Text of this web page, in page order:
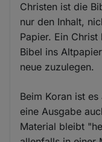
Christen ist die
nur den Inhalt,
Papier. Ein
Bibel ins
neue zuzulegen.
Beim Koran ist
eine Ausgabe
Material bleibt